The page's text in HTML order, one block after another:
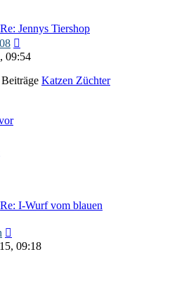
Re: Jennys Tiershop
Beitrag
09:54
Katzen Züchter
Re: I-Wurf vom blauen
Beitrag
09:18